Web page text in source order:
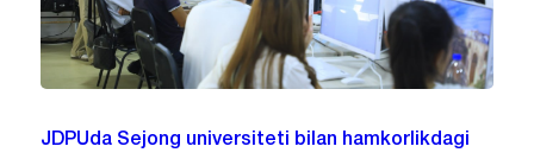
JDPUda Sejong universiteti bilan hamkorlikdagi